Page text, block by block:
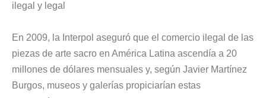
ilegal y legal
En 2009, la Interpol aseguró que el comercio ilegal de las
piezas de arte sacro en América Latina ascendía a 20
millones de dólares mensuales y, según Javier Martínez
Burgos, museos y galerías propiciarían estas